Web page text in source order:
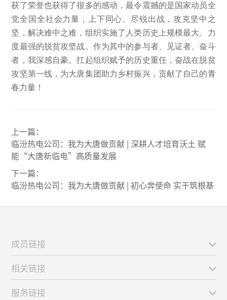
获了荣誉也获得了很多的感动，最令震撼的是国家动员全
党全国全社会力量，上下同心、尽锐出战，攻克坚中之
坚，解决难中之难，组织实施了人类历史上规模最大、力
度最强的脱贫攻坚战。作为其中的参与者、见证者、奋斗
者，我深感自豪。扛起组织赋予的历史重任，奋战在脱贫
攻坚第一线，为大唐集团助力乡村振兴，贡献了自己的青
春力量！
上一篇：
临汾热电公司：我为大唐做贡献 | 深耕人才培育沃土 赋
能“大唐新临电”高质量发展
下一篇：
临汾热电公司：我为大唐做贡献 | 初心奔使命 实干筑根基
成员链接
相关链接
服务链接